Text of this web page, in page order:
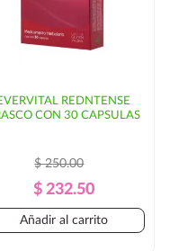
REDNTENSE
CON 30 CAPSULAS
Precio
Regular
$ 250.00
Precio
$ 232.50
Añadir al carrito